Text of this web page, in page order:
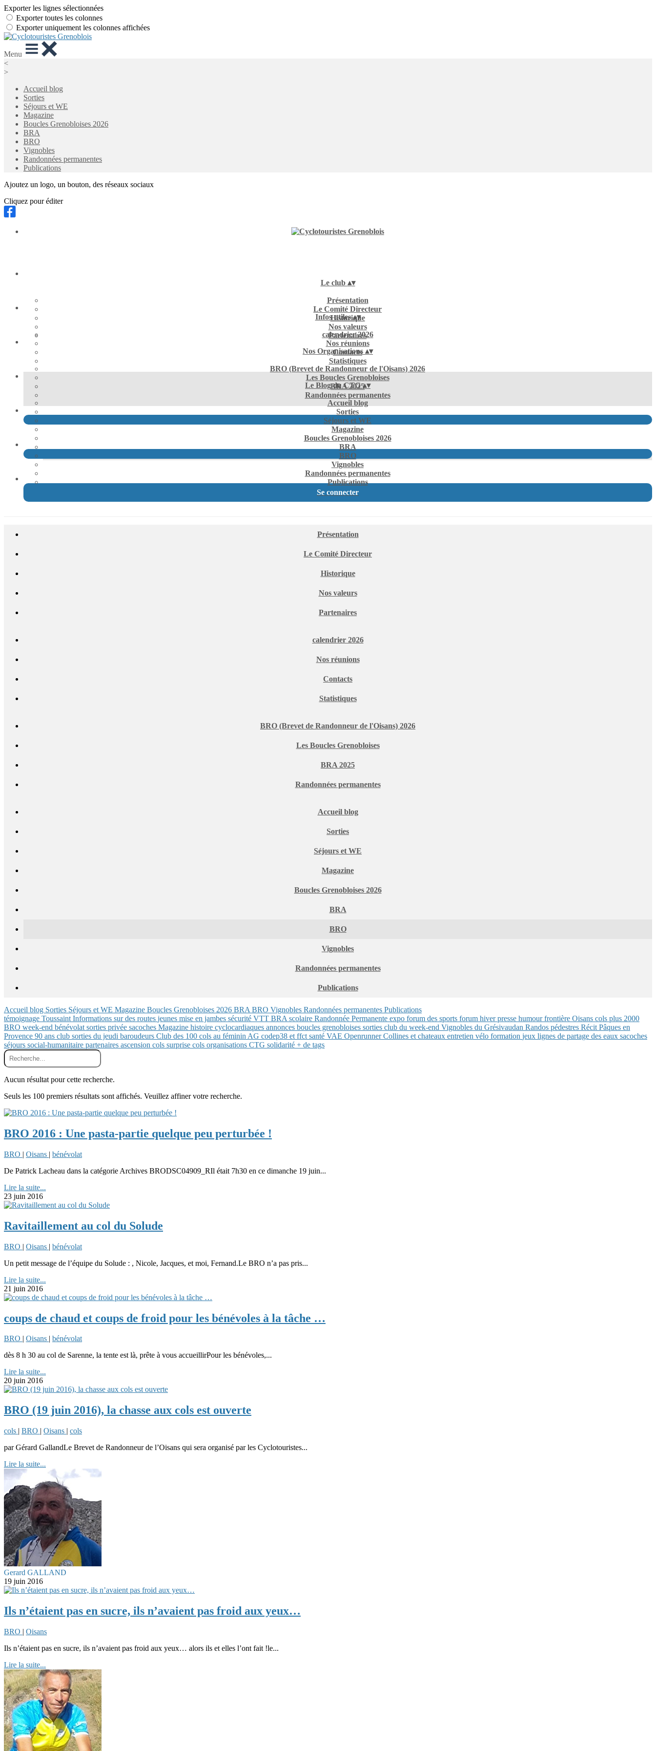
Exporter les lignes sélectionnées
Exporter toutes les colonnes
Exporter uniquement les colonnes affichées
Menu
<
>
Accueil blog
Sorties
Séjours et WE
Magazine
Boucles Grenobloises 2026
BRA
BRO
Vignobles
Randonnées permanentes
Publications
Ajoutez un logo, un bouton, des réseaux sociaux
Cliquez pour éditer
Le club ▴▾
Présentation
Le Comité Directeur
Historique
Nos valeurs
Partenaires
Infos utiles▴▾
calendrier 2026
Nos réunions
Contacts
Statistiques
Nos Organisations ▴▾
BRO (Brevet de Randonneur de l'Oisans) 2026
Les Boucles Grenobloises
BRA 2025
Randonnées permanentes
Le Blog du CTG▴▾
Accueil blog
Sorties
Séjours et WE
Magazine
Boucles Grenobloises 2026
BRA
BRO
Vignobles
Randonnées permanentes
Publications
Se connecter
Présentation
Le Comité Directeur
Historique
Nos valeurs
Partenaires
calendrier 2026
Nos réunions
Contacts
Statistiques
BRO (Brevet de Randonneur de l'Oisans) 2026
Les Boucles Grenobloises
BRA 2025
Randonnées permanentes
Accueil blog
Sorties
Séjours et WE
Magazine
Boucles Grenobloises 2026
BRA
BRO
Vignobles
Randonnées permanentes
Publications
Accueil blog Sorties Séjours et WE Magazine Boucles Grenobloises 2026 BRA BRO Vignobles Randonnées permanentes Publications
témoignage Toussaint Informations sur des routes jeunes mise en jambes sécurité VTT BRA scolaire Randonnée Permanente expo forum des sports forum hiverpresse humourfrontière Oisans cols plus 2000
BRO week-end bénévolat sorties privée sacoches Magazine histoire cyclocardiaques annonces boucles grenobloises sorties club du week-end Vignobles du Grésivaudan Randos pédestres Récit Pâques en
Provence 90 ans club sorties du jeudi baroudeurs Club des 100 cols au féminin AG codep38 et ffct santé VAE OpenrunnerCollines et chateaux entretien vélo formation jeux lignes de partage des eaux sacoches
séjours social-humanitaire partenaires ascension cols surprise cols organisations CTG solidarité + de tags
Aucun résultat pour cette recherche.
Seuls les 100 premiers résultats sont affichés. Veuillez affiner votre recherche.
BRO 2016 : Une pasta-partie quelque peu perturbée !
BRO | Oisans | bénévolat
De Patrick Lacheau dans la catégorie Archives BRODSC04909_RIl était 7h30 en ce dimanche 19 juin...
Lire la suite...
23 juin 2016
Ravitaillement au col du Solude
BRO | Oisans | bénévolat
Un petit message de l’équipe du Solude : , Nicole, Jacques, et moi, Fernand.Le BRO n’a pas pris...
Lire la suite...
21 juin 2016
coups de chaud et coups de froid pour les bénévoles à la tâche …
BRO | Oisans | bénévolat
dès 8 h 30 au col de Sarenne, la tente est là, prête à vous accueillirPour les bénévoles,...
Lire la suite...
20 juin 2016
BRO (19 juin 2016), la chasse aux cols est ouverte
cols | BRO | Oisans | cols
par Gérard GallandLe Brevet de Randonneur de l’Oisans qui sera organisé par les Cyclotouristes...
Lire la suite...
Gerard GALLAND
19 juin 2016
Ils n’étaient pas en sucre, ils n’avaient pas froid aux yeux…
BRO | Oisans
Ils n’étaient pas en sucre, ils n’avaient pas froid aux yeux… alors ils et elles l’ont fait !le...
Lire la suite...